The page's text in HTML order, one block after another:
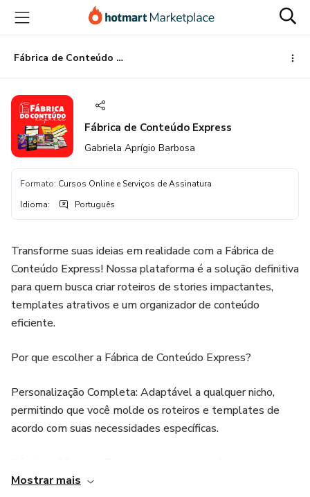
para
conteúdo
principal
para
pagamento
para
rodapé
Fábrica de Conteúdo Express
Fábrica de Conteúdo Express
Gabriela Aprígio Barbosa
Formato: Cursos Online e Serviços de Assinatura
Idioma: Português
Transforme suas ideias em realidade com a Fábrica de
Conteúdo Express! Nossa plataforma é a solução definitiva
para quem busca criar roteiros de stories impactantes,
templates atrativos e um organizador de conteúdo
eficiente.
Por que escolher a Fábrica de Conteúdo Express?
Personalização Completa: Adaptável a qualquer nicho,
permitindo que você molde os roteiros e templates de
acordo com suas necessidades específicas.
interface intuitiva que facilita a criação de conteúdo de
Mostrar mais